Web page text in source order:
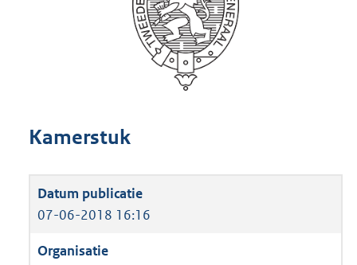
Kamerstuk
07-06-2018 16:16